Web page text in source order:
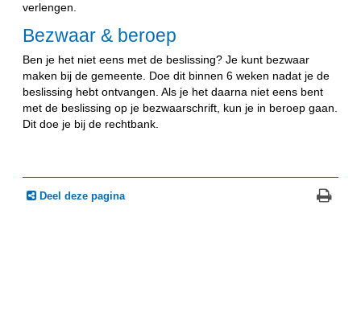
verlengen.
Bezwaar & beroep
Ben je het niet eens met de beslissing? Je kunt bezwaar
maken bij de gemeente. Doe dit binnen 6 weken nadat je de
beslissing hebt ontvangen. Als je het daarna niet eens bent
met de beslissing op je bezwaarschrift, kun je in beroep gaan.
Dit doe je bij de rechtbank.
Deel deze pagina